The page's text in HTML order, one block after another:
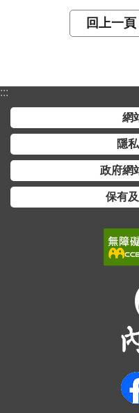
回上一頁
:::
網
隱
政府網
保有